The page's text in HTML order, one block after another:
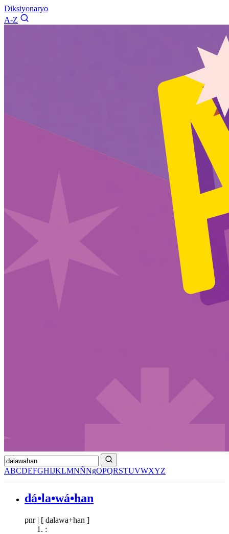
Diksiyonaryo
A-Z
ABCDEFGHIJKLMNÑNgOPQRSTUVWXYZ
dá•la•wá•han
pnr | [ dalawa+han ]
: